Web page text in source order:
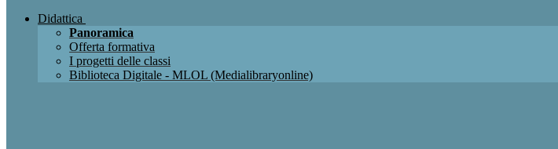
Didattica
Panoramica
Offerta formativa
I progetti delle classi
Biblioteca Digitale - MLOL (Medialibraryonline)